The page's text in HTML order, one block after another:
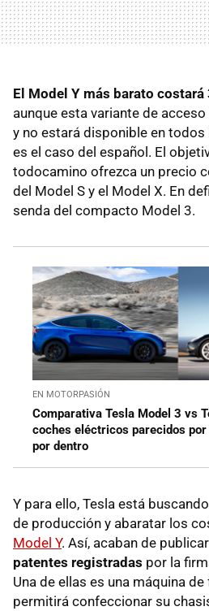
El Model Y más barato
aunque esta variante de
y no estará disponible en
es el caso del español. El
todocamino ofrezca un precio
del Model S y el Model X. En
senda del compacto Model 3.
EN MOTORPASIÓN
Comparativa Tesla Model 3 vs
coches eléctricos parecidos
por dentro
Y para ello, Tesla está
de producción y abaratar los
Model Y. Así, acaban de
patentes registradas por la
Una de ellas es una máquina
permitirá confeccionar su